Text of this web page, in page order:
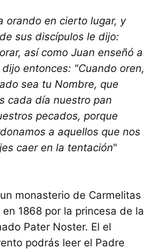
orando en cierto lugar, y
sus discípulos le dijo:
así como Juan enseñó a
entonces: "Cuando oren,
sea tu Nombre, que
cada día nuestro pan
pecados, porque
a aquellos que nos
caer en la tentación"
monasterio de Carmelitas
1868 por la princesa de la
Pater Noster. El el
podrás leer el Padre